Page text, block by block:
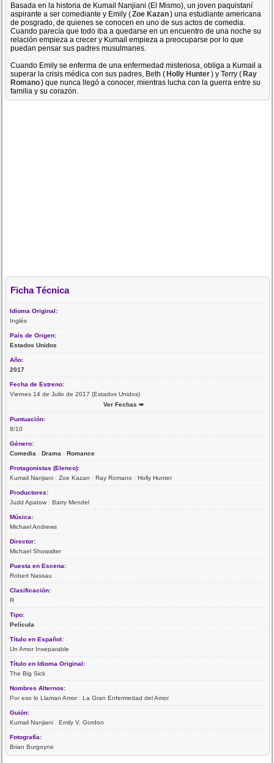
Basada en la historia de Kumail Nanjiani (El Mismo), un joven paquistaní
aspirante a ser comediante y Emily (Zoe Kazan) una estudiante americana
de posgrado, de quienes se conocen en uno de sus actos de comedia.
Cuando parecía que todo iba a quedarse en un encuentro de una noche su
relación empieza a crecer y Kumail empieza a preocuparse por lo que
puedan pensar sus padres musulmanes.
Cuando Emily se enferma de una enfermedad misteriosa, obliga a Kumail a
superar la crisis médica con sus padres, Beth (Holly Hunter) y Terry (Ray
Romano) que nunca llegó a conocer, mientras lucha con la guerra entre su
familia y su corazón.
Ficha Técnica
Idioma Original:
Inglés
País de Origen:
Estados Unidos
Año:
2017
Fecha de Estreno:
Viernes 14 de Julio de 2017 (Estados Unidos)
Ver Fechas ➨
Puntuación:
8/10
Género:
Comedia |Drama |Romance
Protagonistas (Elenco):
Kumail Nanjiani |Zoe Kazan |Ray Romano |Holly Hunter
Productores:
Judd Apatow |Barry Mendel
Música:
Michael Andrews
Director:
Michael Showalter
Puesta en Escena:
Robert Nassau
Clasificación:
R
Tipo:
Película
Título en Español:
Un Amor Inseparable
Título en Idioma Original:
The Big Sick
Nombres Alternos:
Por eso lo Llaman Amor|La Gran Enfermedad del Amor
Guión:
Kumail Nanjiani |Emily V. Gordon
Fotografía:
Brian Burgoyne